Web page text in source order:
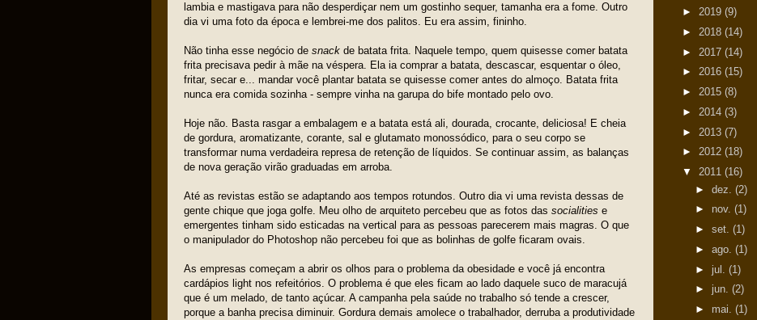
lambia e mastigava para não desperdiçar nem um gostinho sequer, tamanha era a fome. Outro
dia vi uma foto da época e lembrei-me dos palitos. Eu era assim, fininho.
Não tinha esse negócio de snack de batata frita. Naquele tempo, quem quisesse comer batata
frita precisava pedir à mãe na véspera. Ela ia comprar a batata, descascar, esquentar o óleo,
fritar, secar e... mandar você plantar batata se quisesse comer antes do almoço. Batata frita
nunca era comida sozinha - sempre vinha na garupa do bife montado pelo ovo.
Hoje não. Basta rasgar a embalagem e a batata está ali, dourada, crocante, deliciosa! E cheia
de gordura, aromatizante, corante, sal e glutamato monossódico, para o seu corpo se
transformar numa verdadeira represa de retenção de líquidos. Se continuar assim, as balanças
de nova geração virão graduadas em arroba.
Até as revistas estão se adaptando aos tempos rotundos. Outro dia vi uma revista dessas de
gente chique que joga golfe. Meu olho de arquiteto percebeu que as fotos das socialities e
emergentes tinham sido esticadas na vertical para as pessoas parecerem mais magras. O que
o manipulador do Photoshop não percebeu foi que as bolinhas de golfe ficaram ovais.
As empresas começam a abrir os olhos para o problema da obesidade e você já encontra
cardápios light nos refeitórios. O problema é que eles ficam ao lado daquele suco de maracujá
que é um melado, de tanto açúcar. A campanha pela saúde no trabalho só tende a crescer,
porque a banha precisa diminuir. Gordura demais amolece o trabalhador, derruba a produtividade
► 2019 (9)
► 2018 (14)
► 2017 (14)
► 2016 (15)
► 2015 (8)
► 2014 (3)
► 2013 (7)
► 2012 (18)
▼ 2011 (16)
► dez. (2)
► nov. (1)
► set. (1)
► ago. (1)
► jul. (1)
► jun. (2)
► mai. (1)